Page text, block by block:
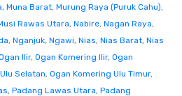
, Muna Barat, Murung Raya (Puruk Cahu),
Rawas Utara, Nabire, Nagan Raya,
, Nganjuk, Ngawi, Nias, Nias Barat, Nias
Ilir, Ogan Komering Ilir, Ogan
Selatan, Ogan Komering Ulu Timur,
, Padang Lawas Utara, Padang